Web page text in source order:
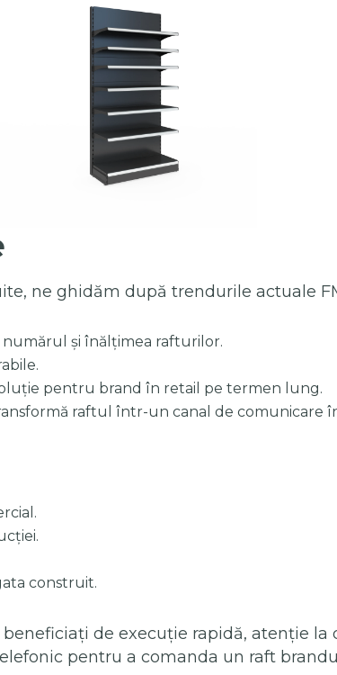
ne ghidăm după trendurile actuale
numărul și înălțimea rafturilor.
pentru brand în retail pe termen lung.
raftul într-un canal de
construit.
beneficiați de execuție rapidă, atenție
pentru a comanda un raft